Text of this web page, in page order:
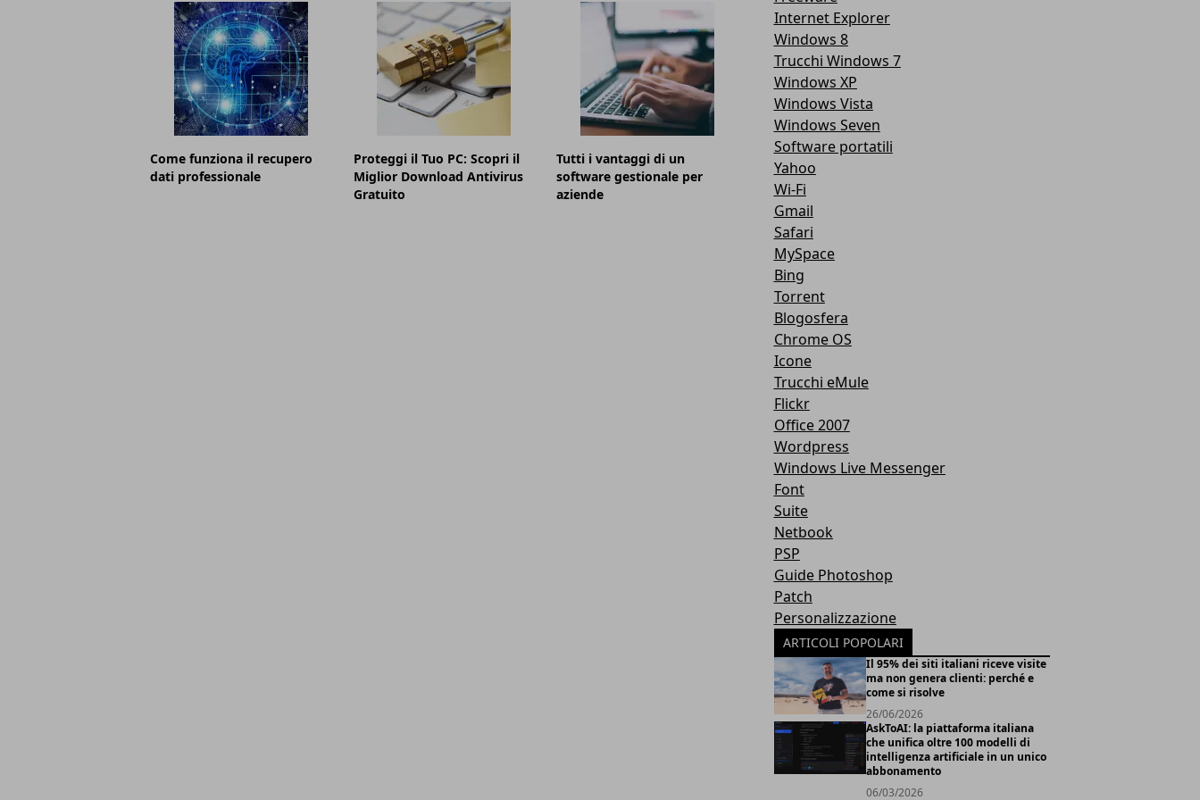
Come funziona il recupero
dati professionale
Proteggi il Tuo PC: Scopri il
Miglior Download Antivirus
Gratuito
Tutti i vantaggi di un
software gestionale per
aziende
Internet Explorer
Windows 8
Trucchi Windows 7
Windows XP
Windows Vista
Windows Seven
Software portatili
Yahoo
Wi-Fi
Gmail
Safari
MySpace
Bing
Torrent
Blogosfera
Chrome OS
Icone
Trucchi eMule
Flickr
Office 2007
Wordpress
Windows Live Messenger
Font
Suite
Netbook
PSP
Guide Photoshop
Patch
Personalizzazione
ARTICOLI POPOLARI
Il 95% dei siti italiani riceve visite
ma non genera clienti: perché e
come si risolve
26/06/2026
AskToAI: la piattaforma italiana
che unifica oltre 100 modelli di
intelligenza artificiale in un unico
abbonamento
06/03/2026